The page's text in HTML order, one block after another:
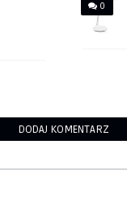
0
DODAJ KOMENTARZ